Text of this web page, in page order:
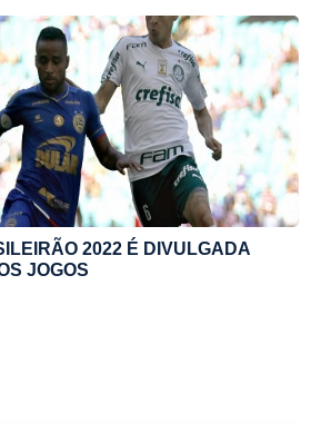
2022 É DIVULGADA
JOGOS